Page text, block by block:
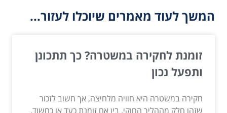
המשך לעוד מאמרים שיוכלו לעזור...
זומנת לחקירה במשטרה? כך תתכונן
ותפעל נכון
חקירה במשטרה היא חוויה מלחיצה, אך חשוב לזכור
שזהו חלק מההליך החוקי. בין אם זומנת כעד או כחשוד,